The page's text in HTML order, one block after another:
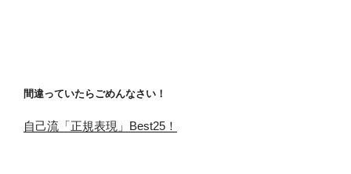
間違っていたらごめんなさい！
自己流「正規表現」Best25！